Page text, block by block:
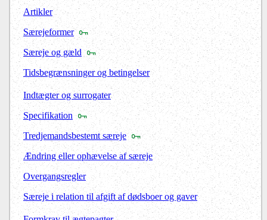
Artikler
Særejeformer
Særeje og gæld
Tidsbegrænsninger og betingelser
Indtægter og surrogater
Specifikation
Tredjemandsbestemt særeje
Ændring eller ophævelse af særeje
Overgangsregler
Særeje i relation til afgift af dødsboer og gaver